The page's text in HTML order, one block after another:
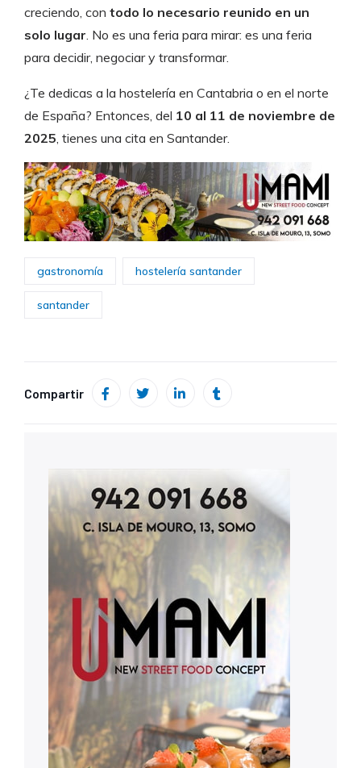
creciendo, con todo lo necesario reunido en un
solo lugar . No es una feria para mirar: es una feria
para decidir, negociar y transformar.
¿Te dedicas a la hostelería en Cantabria o en el norte
de España? Entonces, del 10 al 11 de noviembre de
2025 , tienes una cita en Santander.
gastronomía hostelería santander
santander
Compartir